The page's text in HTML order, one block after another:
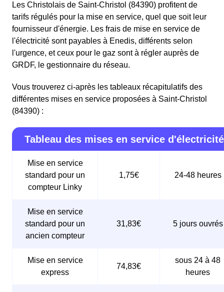
Les Christolais de Saint-Christol (84390) profitent de
tarifs régulés pour la mise en service, quel que soit leur
fournisseur d'énergie. Les frais de mise en service de
l'électricité sont payables à Enedis, différents selon
l'urgence, et ceux pour le gaz sont à régler auprès de
GRDF, le gestionnaire du réseau.
Vous trouverez ci-après les tableaux récapitulatifs des
différentes mises en service proposées à Saint-Christol
(84390) :
Tableau des mises en service d'électricité
Mise en service
standard pour un
compteur Linky
1,75€ 24-48 heures
Mise en service
standard pour un
ancien compteur
31,83€ 5 jours ouvrés
Mise en service
express
74,83€
sous 24 à 48
heures